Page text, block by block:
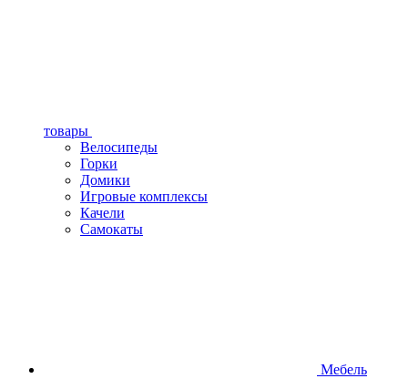
товары
Велосипеды
Горки
Домики
Игровые комплексы
Качели
Самокаты
Мебель